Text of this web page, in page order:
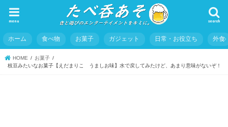
search
menu
ホーム 食べ物 お菓子 ガジェット 日常・お役立ち 外食
HOME
お菓子
枝豆みたいなお菓子【えだまりこ うましお味】水で戻してみたけど、あまり意味がないぞ！